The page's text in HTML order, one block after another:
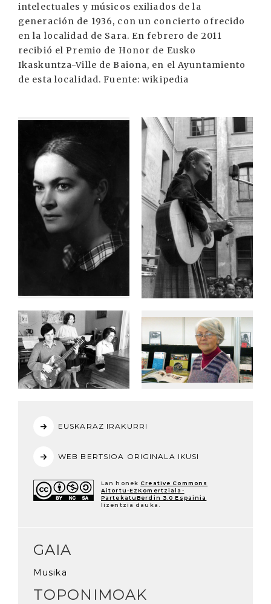
intelectuales y músicos exiliados de la
generación de 1936, con un concierto ofrecido
en la localidad de Sara. En febrero de 2011
recibió el Premio de Honor de Eusko
Ikaskuntza-Ville de Baiona, en el Ayuntamiento
de esta localidad. Fuente: wikipedia
EUSKARAZ IRAKURRI
WEB BERTSIOA ORIGINALA IKUSI
Lan honek Creative Commons
Aitortu-EzKomertziala-
PartekatuBerdin 3.0 Espainia
lizentzia dauka.
GAIA
Musika
TOPONIMOAK